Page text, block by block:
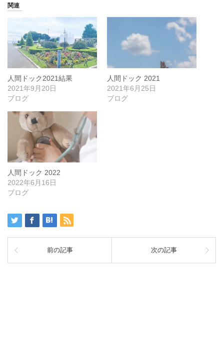
関連
人間ドック2021結果
2021年9月20日
ブログ
人間ドック 2021
2021年6月25日
ブログ
人間ドック 2022
2022年6月16日
ブログ
前の記事 次の記事